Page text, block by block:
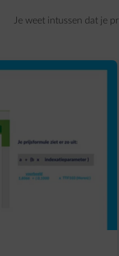
Je weet intussen dat je